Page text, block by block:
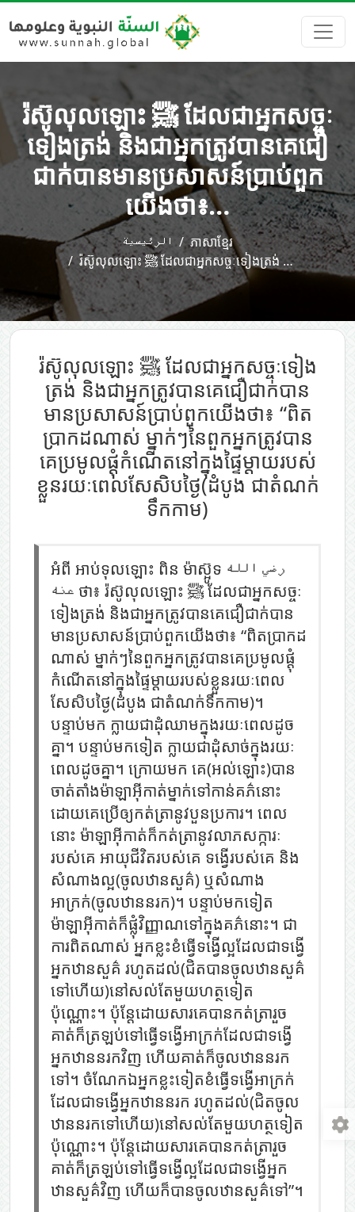
រ៉ស៊ូលុលឡោះ ﷺ ដែលជាអ្នកសច្ចៈ
ទៀងត្រង់ និងជាអ្នកត្រូវបានគេជឿ
ជាក់បានមានប្រសាសន៍ប្រាប់ពួក
យើងថា៖…
الرئيسية
ភាសាខ្មែរ
រ៉ស៊ូលុលឡោះ ﷺ ដែលជាអ្នកសច្ចៈទៀងត្រង់ …
រ៉ស៊ូលុលឡោះ ﷺ ដែលជាអ្នកសច្ចៈទៀង
ត្រង់ និងជាអ្នកត្រូវបានគេជឿជាក់បាន
មានប្រសាសន៍ប្រាប់ពួកយើងថា៖ “ពិត
ប្រាកដណាស់ ម្នាក់ៗនៃពួកអ្នកត្រូវបាន
គេប្រមូលផ្ដុំកំណើតនៅក្នុងផ្ទៃម្ដាយរបស់
ខ្លួនរយៈពេលសែសិបថ្ងៃ(ដំបូង ជាតំណក់
ទឹកកាម)
អំពី អាប់ទុលឡោះ ពិន ម៉ាស្អ៊ូទ رضي الله
عنه ថា៖ រ៉ស៊ូលុលឡោះ ﷺ ដែលជាអ្នកសច្ចៈ
ទៀងត្រង់ និងជាអ្នកត្រូវបានគេជឿជាក់បាន
មានប្រសាសន៍ប្រាប់ពួកយើងថា៖ “ពិតប្រាកដ
ណាស់ ម្នាក់ៗនៃពួកអ្នកត្រូវបានគេប្រមូលផ្ដុំ
កំណើតនៅក្នុងផ្ទៃម្ដាយរបស់ខ្លួនរយៈពេល
សែសិបថ្ងៃ(ដំបូង ជាតំណក់ទឹកកាម)។
បន្ទាប់មក ក្លាយជាដុំឈាមក្នុងរយៈពេលដូច
គ្នា។ បន្ទាប់មកទៀត ក្លាយជាដុំសាច់ក្នុងរយៈ
ពេលដូចគ្នា។ ក្រោយមក គេ(អល់ឡោះ)បាន
ចាត់តាំងម៉ាឡាអ៊ីកាត់ម្នាក់ទៅកាន់គភ៌នោះ
ដោយគេប្រើឲ្យកត់ត្រានូវបួនប្រការ។ ពេល
នោះ ម៉ាឡាអ៊ីកាត់ក៏កត់ត្រានូវលាភសក្ការៈ
របស់គេ អាយុជីវិតរបស់គេ ទង្វើរបស់គេ និង
សំណាងល្អ(ចូលឋានសួគ៌) ឬសំណាង
អាក្រក់(ចូលឋាននរក)។ បន្ទាប់មកទៀត
ម៉ាឡាអ៊ីកាត់ក៏ផ្លុំវិញ្ញាណទៅក្នុងគភ៌នោះ។ ជា
ការពិតណាស់ អ្នកខ្លះខំធ្វើទង្វើល្អដែលជាទង្វើ
អ្នកឋានសួគ៌ រហូតដល់(ជិតបានចូលឋានសួគ៌
ទៅហើយ)នៅសល់តែមួយហត្ថទៀត
ប៉ុណ្ណោះ។ ប៉ុន្ដែដោយសារគេបានកត់ត្រារួច
គាត់ក៏ត្រឡប់ទៅធ្វើទង្វើអាក្រក់ដែលជាទង្វើ
អ្នកឋាននរកវិញ ហើយគាត់ក៏ចូលឋាននរក
ទៅ។ ចំណែកឯអ្នកខ្លះទៀតខំធ្វើទង្វើអាក្រក់
ដែលជាទង្វើអ្នកឋាននរក រហូតដល់(ជិតចូល
ឋាននរកទៅហើយ)នៅសល់តែមួយហត្ថទៀត
ប៉ុណ្ណោះ។ ប៉ុន្ដែដោយសារគេបានកត់ត្រារួច
គាត់ក៏ត្រឡប់ទៅធ្វើទង្វើល្អដែលជាទង្វើអ្នក
ឋានសួគ៌វិញ ហើយក៏បានចូលឋានសួគ៌ទៅ”។